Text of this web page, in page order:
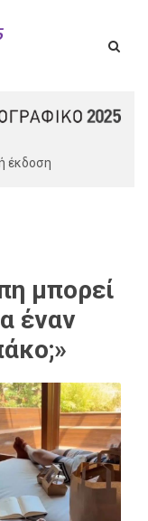
έκδοση
μπορεί
έναν